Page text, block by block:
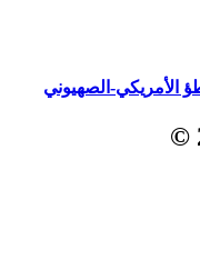
الأمريكي-الصهيوني